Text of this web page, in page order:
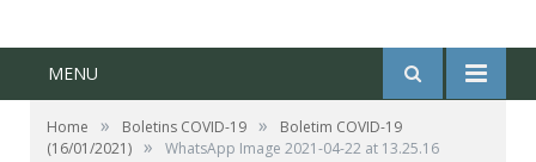
MENU
Home » Boletins COVID-19 »
Boletim COVID-19
(16/01/2021) » WhatsApp Image 2021-04-22 at 13.25.16